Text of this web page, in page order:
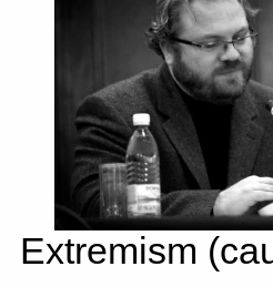
Extremism